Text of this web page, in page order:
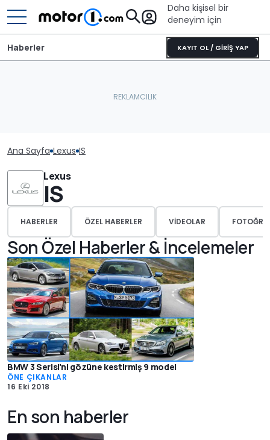
Daha kişisel bir
deneyim için
KAYIT OL / GİRİŞ YAP
Haberler
Ana Sayfa Lexus IS
Lexus
IS
HABERLER ÖZEL HABERLER VIDEOLAR
Son Özel Haberler & İncelemeler
BMW 3 Serisi'ni gözüne kestirmiş 9 model
ÖNE ÇIKANLAR
16 Eki 2018
En son haberler